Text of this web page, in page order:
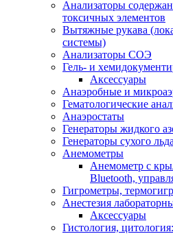
Анализаторы
токсичных элементов
Вытяжные рукава
системы)
Анализаторы СОЭ
Гель- и
Аксессуары
Анаэробные и
Гематологические
Анаэростаты
Генераторы жидкого
Генераторы сухого льда
Анемометры
Анемометр с
Bluetooth,
Гигрометры,
Анестезия
Аксессуары
Гистология,